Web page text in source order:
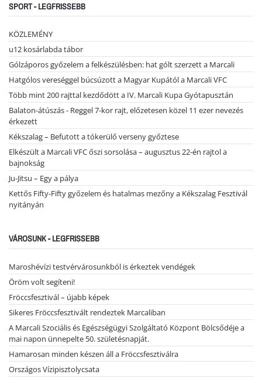
SPORT - LEGFRISSEBB
KÖZLEMÉNY
u12 kosárlabda tábor
Gólzáporos győzelem a felkészülésben: hat gólt szerzett a Marcali
Hatgólos vereséggel búcsúzott a Magyar Kupától a Marcali VFC
Több mint 200 rajttal kezdődött a IV. Marcali Kupa Gyótapusztán
Balaton-átúszás - Reggel 7-kor rajt, előzetesen közel 11 ezer nevezés
érkezett
Kékszalag – Befutott a tókerülő verseny győztese
Elkészült a Marcali VFC őszi sorsolása – augusztus 22-én rajtol a
bajnokság
Ju-Jitsu – Egy a pálya
Kettős Fifty-Fifty győzelem és hatalmas mezőny a Kékszalag Fesztivál
nyitányán
VÁROSUNK - LEGFRISSEBB
Maroshévízi testvérvárosunkból is érkeztek vendégek
Öröm volt segíteni!
Fröccsfesztivál – újabb képek
Sikeres Fröccsfesztivált rendeztek Marcaliban
A Marcali Szociális és Egészségügyi Szolgáltató Központ Bölcsődéje a
mai napon ünnepelte 50. születésnapját.
Hamarosan minden készen áll a Fröccsfesztiválra
Országos Vízipisztolycsata